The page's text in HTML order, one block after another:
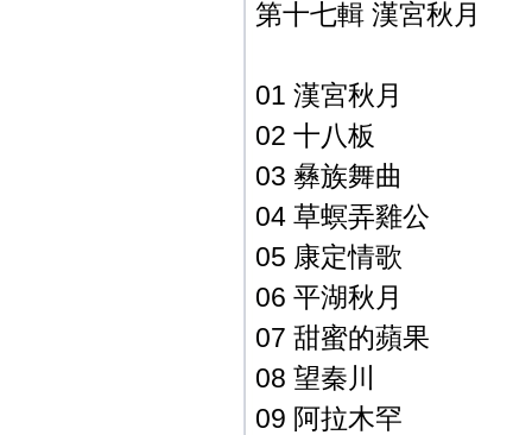
第十七輯 漢宮秋月
01 漢宮秋月
02 十八板
03 彝族舞曲
04 草螟弄雞公
05 康定情歌
06 平湖秋月
07 甜蜜的蘋果
08 望秦川
09 阿拉木罕